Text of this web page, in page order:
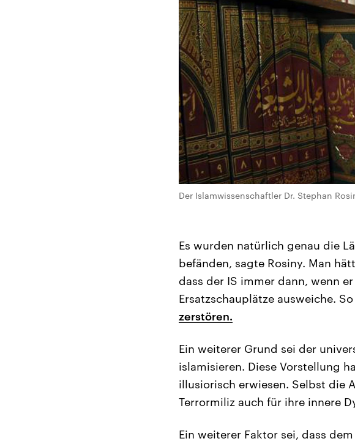
Der Islamwissenschaftler Dr. Stephan
Es wurden natürlich genau die
befänden, sagte Rosiny. Man
dass der IS immer dann, wenn
Ersatzschauplätze ausweiche.
zerstören.
Ein weiterer Grund sei der
islamisieren. Diese Vorstellung
illusiorisch erwiesen. Selbst die
Terrormiliz auch für ihre innere
Ein weiterer Faktor sei, dass